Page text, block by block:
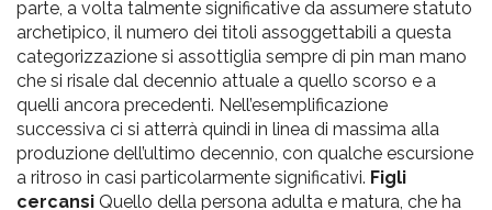
parte, a volta talmente significative da assumere statuto
archetipico, il numero dei titoli assoggettabili a questa
categorizzazione si assottiglia sempre di pin man mano
che si risale dal decennio attuale a quello scorso e a
quelli ancora precedenti. Nell’esemplificazione
successiva ci si atterrà quindi in linea di massima alla
produzione dell’ultimo decennio, con qualche escursione
a ritroso in casi particolarmente significativi. Figli
cercansi Quello della persona adulta e matura, che ha